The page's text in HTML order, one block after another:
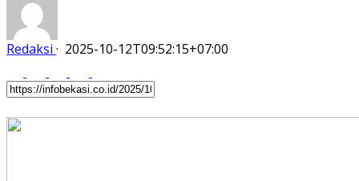
Redaksi · 2025-10-12T09:52:15+07:00